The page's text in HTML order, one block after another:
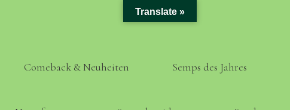
Comeback & Neuheiten Semps des Jahres
Translate »